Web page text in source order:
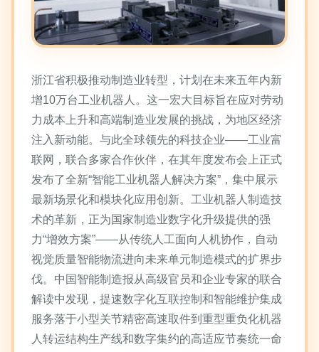
浙江省积极推动制造业转型，计划在未来五年内新
增10万台工业机器人。这一宏大目标旨在应对劳动
力成本上升和高端制造业发展的挑战，为地区经济
注入新动能。与此全球领先的科技企业——工业富
联网，联合多家合作伙伴，在其年度发布会上正式
发布了全新“智能工业机器人解决方案”，集中展示
最新场景化和模块化应用创新。工业机器人制造技
术的革新，正为国家制造业数字化升级提供的强
力“增效方案”——从传统人工面向人机协作，自动
视觉质量智能物流进向未来单元制造模式的扩界步
伐。中国智能制造报从高级官员和企业专家的联合
解读中发现，提速数字化互联控制和智能维护集成
服务落于小型关节精密高速取件到重型重负化机器
人转运结构生产线和数字集约的高适应节奏统一命